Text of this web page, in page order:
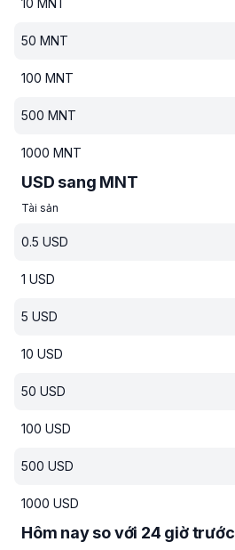
10 MNT
50 MNT
100 MNT
500 MNT
1000 MNT
USD sang MNT
Tài sản
0.5 USD
1 USD
5 USD
10 USD
50 USD
100 USD
500 USD
1000 USD
Hôm nay so với 24 giờ trước